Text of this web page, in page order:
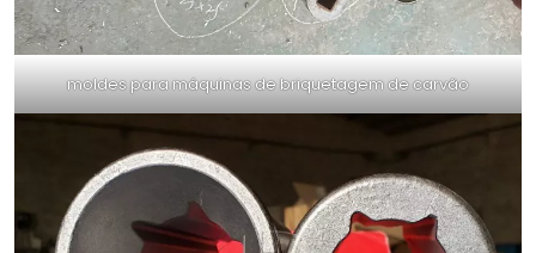
moldes para máquinas de briquetagem de carvão